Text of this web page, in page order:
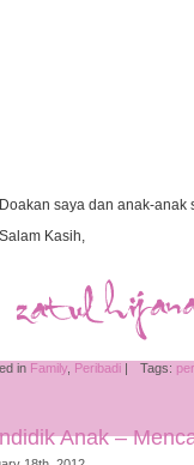
Doakan saya dan anak-
Salam Kasih,
in Family, Peribadi Tags:
Anak –